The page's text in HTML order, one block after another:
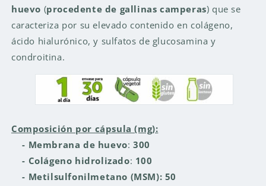
huevo (procedente de gallinas camperas) que se
caracteriza por su elevado contenido en colágeno,
ácido hialurónico, y sulfatos de glucosamina y
condroitina.
Composición por cápsula (mg):
- Membrana de huevo:300
- Colágeno hidrolizado: 100
- Metilsulfonilmetano (MSM): 50